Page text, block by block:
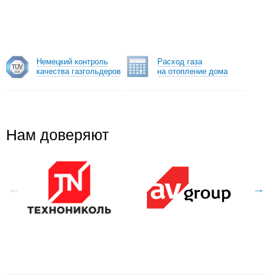
Немецкий контроль
качества газгольдеров
Расход газа
на отопление дома
Нам доверяют